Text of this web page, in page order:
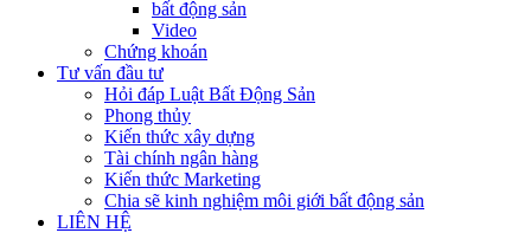
bất động sản
Video
Chứng khoán
Tư vấn đầu tư
Hỏi đáp Luật Bất Động Sản
Phong thủy
Kiến thức xây dựng
Tài chính ngân hàng
Kiến thức Marketing
Chia sẽ kinh nghiệm môi giới bất động sản
LIÊN HỆ